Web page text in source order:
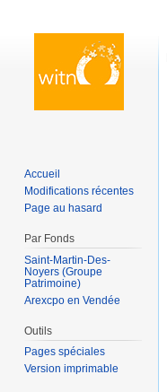
Accueil
Modifications récentes
Page au hasard
Par Fonds
Saint-Martin-Des-
Noyers (Groupe
Patrimoine)
Arexcpo en Vendée
Outils
Pages spéciales
Version imprimable